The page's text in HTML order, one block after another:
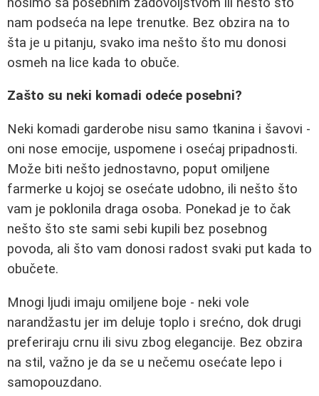
nam podseća na lepe trenutke. Bez obzira na to
šta je u pitanju, svako ima nešto što mu donosi
osmeh na lice kada to obuče.
Zašto su neki komadi odeće posebni?
Neki komadi garderobe nisu samo tkanina i šavovi -
oni nose emocije, uspomene i osećaj pripadnosti.
Može biti nešto jednostavno, poput omiljene
farmerke u kojoj se osećate udobno, ili nešto što
vam je poklonila draga osoba. Ponekad je to čak
nešto što ste sami sebi kupili bez posebnog
povoda, ali što vam donosi radost svaki put kada to
obučete.
Mnogi ljudi imaju omiljene boje - neki vole
narandžastu jer im deluje toplo i srećno, dok drugi
preferiraju crnu ili sivu zbog elegancije. Bez obzira
na stil, važno je da se u nečemu osećate lepo i
samopouzdano.